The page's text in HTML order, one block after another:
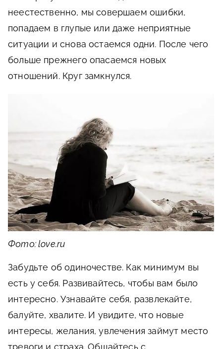
неестественно, мы совершаем ошибки,
попадаем в глупые или даже неприятные
ситуации и снова остаемся одни. После чего
больше прежнего опасаемся новых
отношений. Круг замкнулся.
Фото: love.ru
Забудьте об одиночестве. Как минимум вы
есть у себя. Развивайтесь, чтобы вам было
интересно. Узнавайте себя, развлекайте,
балуйте, хвалите. И увидите, что новые
интересы, желания, увлечения займут место
тревоги и страха. Общайтесь с